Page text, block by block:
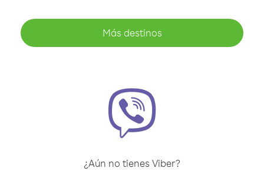
Más destinos
¿Aún no tienes Viber?